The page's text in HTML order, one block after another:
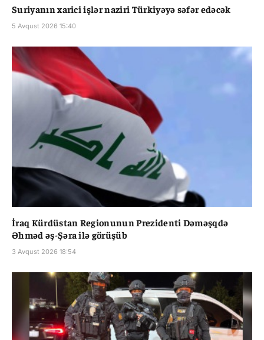
Suriyanın xarici işlər naziri Türkiyəyə səfər edəcək
5 Avqust 2026 15:40
İraq Kürdüstan Regionunun Prezidenti Dəməşqdə
Əhməd əş-Şəra ilə görüşüb
3 Avqust 2026 18:54